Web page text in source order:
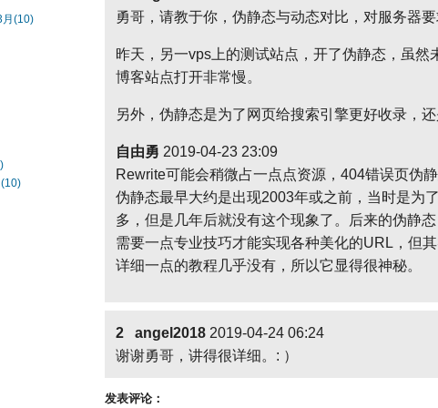
勇哥，请教于你，伪静态与动态对比，对服务器要
昨天，另一vps上的测试站点，开了伪静态，虽
博客站点打开非常慢。
另外，伪静态是为了网页给搜索引擎更好收录，还
自由勇 2019-04-23 23:09
Rewrite可能会稍微占一点点资源，404错误页伪
伪静态最早大约是出现2003年或之前，当时是为
多，但是几年后就没有这个现象了。后来的伪静
需要一点专业技巧才能实现各种美化的URL，但
详细一点的教程几乎没有，所以它显得很神秘。
2 angel2018 2019-04-24 06:24
谢谢勇哥，讲得很详细。: ）
发表评论：
(10)